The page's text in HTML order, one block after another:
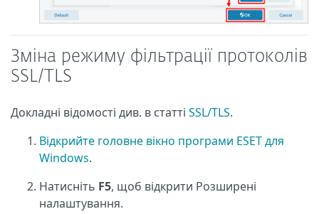
Зміна режиму фільтрації протоколів
SSL/TLS
Докладні відомості див. в статті SSL/TLS.
Відкрийте головне вікно програми ESET для
Windows.
Натисніть F5, щоб відкрити Розширені
налаштування.